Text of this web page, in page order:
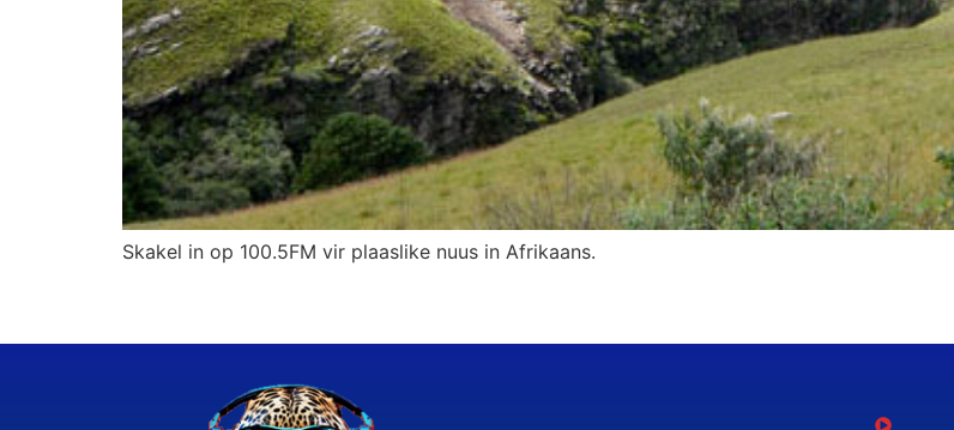
Skakel in op 100.5FM vir plaaslike nuus in Afrikaans.